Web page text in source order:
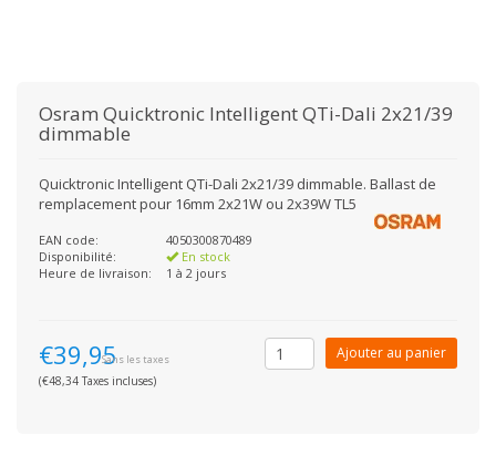
Osram Quicktronic Intelligent QTi-Dali 2x21/39
dimmable
Quicktronic Intelligent QTi-Dali 2x21/39 dimmable. Ballast de
remplacement pour 16mm 2x21W ou 2x39W TL5
EAN code:
4050300870489
Disponibilité:
En stock
Heure de livraison:
1 à 2 jours
€39,95Sans les taxes
(€48,34 Taxes incluses)
Ajouter au panier